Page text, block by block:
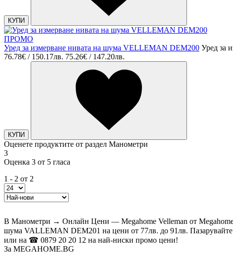
КУПИ
ПРОМО
Уред за измерване нивата на шума VELLEMAN DEM200 Уред за
76.78€ / 150.17лв. 75.26€ / 147.20лв.
КУПИ
Оценете продуктите от раздел Манометри
3
Оценка 3 от 5 гласа
1 - 2 от 2
В Манометри → Онлайн Цени — Megahome Velleman от
шума VALLEMAN DEM201 на цени от 77лв. до 91лв.
или на ☎ 0879 20 20 12 на най-ниски промо цени!
За MEGAHOME.BG